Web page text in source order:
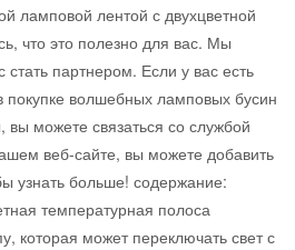
ламповой лентой с двухцветной
что это полезно для вас. Мы
партнером. Если у вас есть
покупке волшебных ламповых бусин
вы можете связаться со службой
веб-сайте, вы можете добавить
узнать больше! содержание:
температурная полоса
которая может переключать свет с